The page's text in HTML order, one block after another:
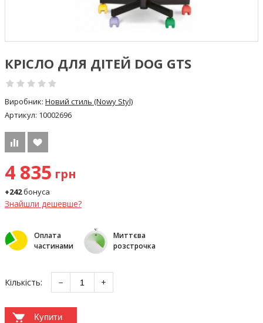
КРІСЛО ДЛЯ ДІТЕЙ DOG GTS
Виробник: Новий стиль (Nowy Styl)
Артикул: 10002696
4 835 грн
+242бонуса
Знайшли дешевше?
Оплата
частинами
Миттєва
розстрочка
Кількість: − +
Купити